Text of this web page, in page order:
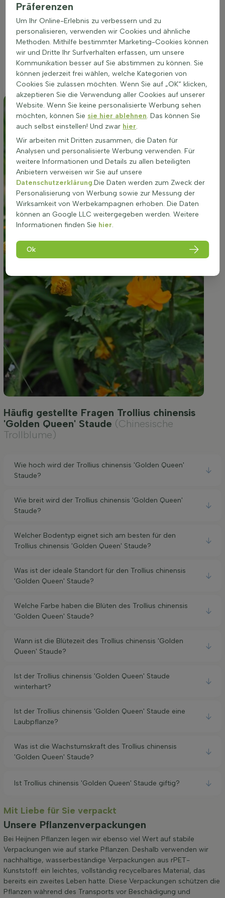
dass der Boden gut durchlässig ist, um Staunässe zu
vermeiden, da dies für die Pflanze schädlich sein kann. Ein
lockerer und nährstoffreicher Boden fördert das Wachstum
und die Blüte der gelb bis orange blühenden Art. Durch die
polbildende und aufrechte Wuchsform eignet sich die
Pflanze hervorragend für Beete und Gruppenpflanzungen, wo
sie mit ihrer Höhe von bis zu 80 cm und ihrem angenehmen
Duft Akzente setzt.
Häufig gestellte Fragen Trollius chinensis
'Golden Queen' Staude (Chinesische
Trollblume)
Wie hoch wird der Trollius chinensis 'Golden Queen'
Staude?
Wie breit wird der Trollius chinensis 'Golden Queen'
Staude?
Welcher Bodentyp eignet sich am besten für den
Trollius chinensis 'Golden Queen' Staude?
Was ist der ideale Standort für den Trollius chinensis
'Golden Queen' Staude?
Welche Farbe haben die Blüten des Trollius chinensis
'Golden Queen' Staude?
Wann ist die Blütezeit des Trollius chinensis 'Golden
Queen' Staude?
Ist der Trollius chinensis 'Golden Queen' Staude
winterhart?
Ist der Trollius chinensis 'Golden Queen' Staude eine
Laubpflanze?
Was ist die Wachstumskraft des Trollius chinensis
'Golden Queen' Staude?
Ist Trollius chinensis 'Golden Queen' Staude giftig?
Mit Liebe für Sie verpackt
Unsere Pflanzenverpackungen
Bei Heijnen Pflanzen legen wir ebenso viel Wert auf stabile
Verpackungen wie auf starke Pflanzen. Deshalb verwenden wir
nachhaltige, wasserbeständige Verpackungen aus rPET-
Kunststoff: ein leichtes, vollständig recycelbares Material, das
bereits ein zweites Leben hatte. Diese Verpackungen schützen die
Pflanzen während des Transports vor Beschädigung und
Präferenzen
Um Ihr Online-Erlebnis zu verbessern und zu
personalisieren, verwenden wir Cookies und ähnliche
Methoden. Mithilfe bestimmter Marketing-Cookies können
wir und Dritte Ihr Surfverhalten erfassen, um unsere
Kommunikation besser auf Sie abstimmen zu können. Sie
können jederzeit frei wählen, welche Kategorien von
Cookies Sie zulassen möchten. Wenn Sie auf „OK“ klicken,
akzeptieren Sie die Verwendung aller Cookies auf unserer
Website. Wenn Sie keine personalisierte Werbung sehen
möchten, können Sie sie hier ablehnen. Das können Sie
auch selbst einstellen! Und zwar hier.
Wir arbeiten mit Dritten zusammen, die Daten für
Analysen und personalisierte Werbung verwenden. Für
weitere Informationen und Details zu allen beteiligten
Anbietern verweisen wir Sie auf unsere
Datenschutzerklärung.Die Daten werden zum Zweck der
Personalisierung von Werbung sowie zur Messung der
Wirksamkeit von Werbekampagnen erhoben. Die Daten
können an Google LLC weitergegeben werden. Weitere
Informationen finden Sie hier.
Ok